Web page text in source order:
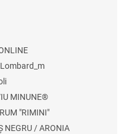
MINUNE®
"RIMINI"
NEGRU / ARONIA